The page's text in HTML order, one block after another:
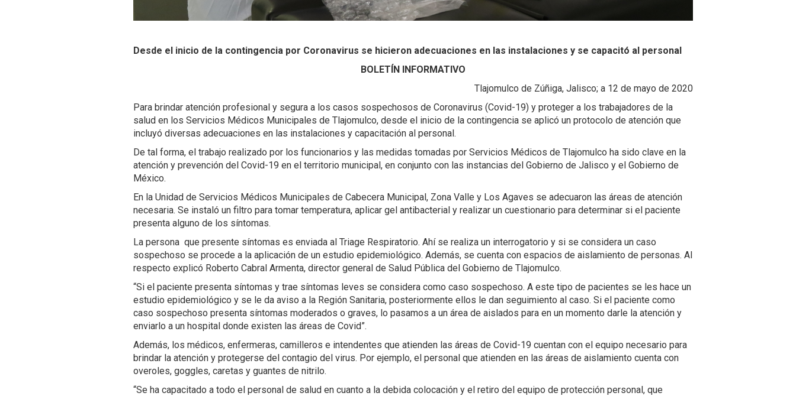
Desde el inicio de la contingencia por Coronavirus se hicieron adecuaciones en las instalaciones y se capacitó al personal
BOLETÍN INFORMATIVO
Tlajomulco de Zúñiga, Jalisco; a 12 de mayo de 2020
Para brindar atención profesional y segura a los casos sospechosos de Coronavirus (Covid-19) y proteger a los trabajadores de la
salud en los Servicios Médicos Municipales de Tlajomulco, desde el inicio de la contingencia se aplicó un protocolo de atención que
incluyó diversas adecuaciones en las instalaciones y capacitación al personal.
De tal forma, el trabajo realizado por los funcionarios y las medidas tomadas por Servicios Médicos de Tlajomulco ha sido clave en la
atención y prevención del Covid-19 en el territorio municipal, en conjunto con las instancias del Gobierno de Jalisco y el Gobierno de
México.
En la Unidad de Servicios Médicos Municipales de Cabecera Municipal, Zona Valle y Los Agaves se adecuaron las áreas de atención
necesaria. Se instaló un filtro para tomar temperatura, aplicar gel antibacterial y realizar un cuestionario para determinar si el paciente
presenta alguno de los síntomas.
La persona que presente síntomas es enviada al Triage Respiratorio. Ahí se realiza un interrogatorio y si se considera un caso
sospechoso se procede a la aplicación de un estudio epidemiológico. Además, se cuenta con espacios de aislamiento de personas. Al
respecto explicó Roberto Cabral Armenta, director general de Salud Pública del Gobierno de Tlajomulco.
“Si el paciente presenta síntomas y trae síntomas leves se considera como caso sospechoso. A este tipo de pacientes se les hace un
estudio epidemiológico y se le da aviso a la Región Sanitaria, posteriormente ellos le dan seguimiento al caso. Si el paciente como
caso sospechoso presenta síntomas moderados o graves, lo pasamos a un área de aislados para en un momento darle la atención y
enviarlo a un hospital donde existen las áreas de Covid”.
Además, los médicos, enfermeras, camilleros e intendentes que atienden las áreas de Covid-19 cuentan con el equipo necesario para
brindar la atención y protegerse del contagio del virus. Por ejemplo, el personal que atienden en las áreas de aislamiento cuenta con
overoles, goggles, caretas y guantes de nitrilo.
“Se ha capacitado a todo el personal de salud en cuanto a la debida colocación y el retiro del equipo de protección personal, que